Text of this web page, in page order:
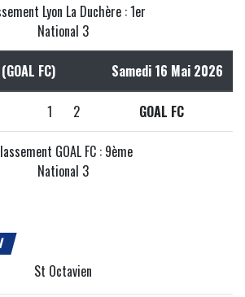
Lyon La Duchère : 1er
National 3
FC) Samedi 16 Mai 2026
1 2 GOAL FC
GOAL FC : 9ème
National 3
St Octavien